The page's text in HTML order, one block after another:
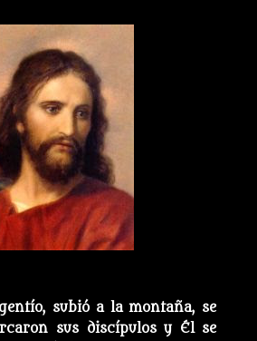
subió a la montaña, se
sus discípulos y Él se